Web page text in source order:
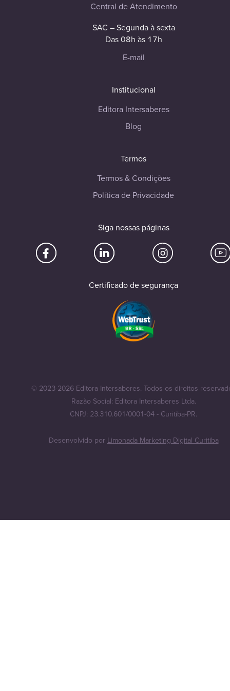
Central de Atendimento
SAC – Segunda à sexta
Das 08h às 17h
E-mail
Institucional
Editora Intersaberes
Blog
Termos
Termos & Condições
Política de Privacidade
Siga nossas páginas
Certificado de segurança
© 2023-2026 Editora Intersaberes. Todos os direitos
Razão Social: Editora Intersaberes Ltda.
CNPJ: 23.310.601/0001-04 - Curitiba-PR.
Desenvolvido porLimonada Marketing Digital Curitiba